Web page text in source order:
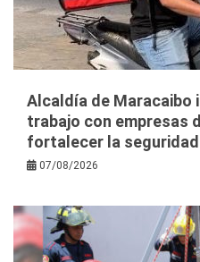
Alcaldía de Maracaibo
trabajo con empresas
fortalecer la
07/08/2026